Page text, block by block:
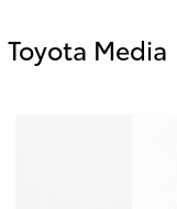
Toyota Media